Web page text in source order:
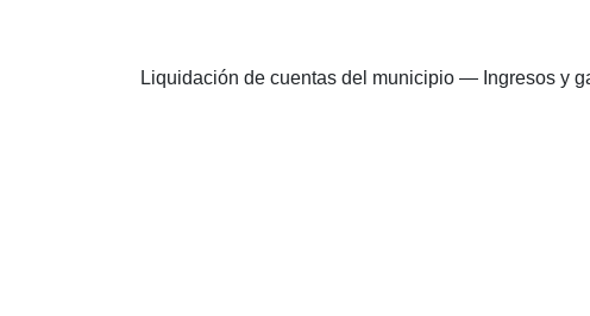
Liquidación de cuentas del municipio — Ingresos y